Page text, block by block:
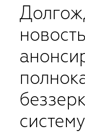
систему